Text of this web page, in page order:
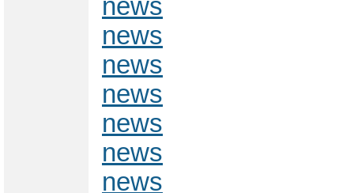
news
news
news
news
news
news
news